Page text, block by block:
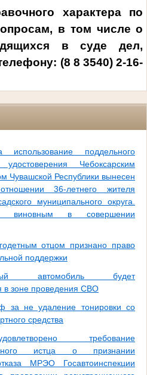
характера по
в том числе о
в суде дел,
(8 8 3540) 2-16-
использование поддельного
удостоверения Чебоксарским
Чувашской Республики вынесен
36-летнего жителя
муниципального округа.
виновным в совершении
отцом признано право
поддержки
автомобиль будет
в зоне проведения СВО
за не удаление тонировки со
средства
требование
истца о признании
МРЭО Госавтоинспекции